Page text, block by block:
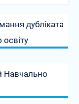
дубліката
Навчально